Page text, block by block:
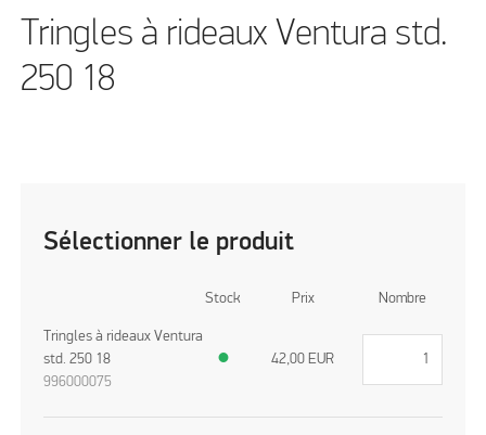
Tringles à rideaux Ventura std.
250 18
Sélectionner le produit
Stock Prix Nombre
Tringles à rideaux Ventura
std. 250 18
996000075
● 42,00 EUR